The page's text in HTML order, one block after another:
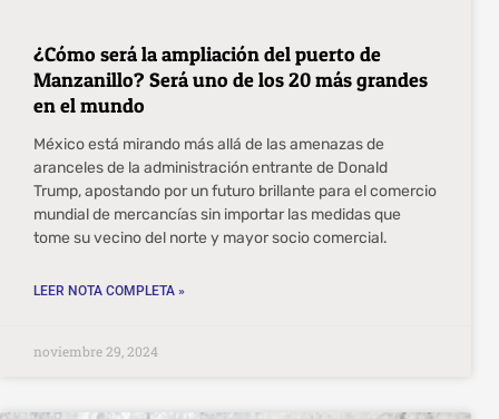
¿Cómo será la ampliación del puerto de
Manzanillo? Será uno de los 20 más grandes
en el mundo
México está mirando más allá de las amenazas de
aranceles de la administración entrante de Donald
Trump, apostando por un futuro brillante para el comercio
mundial de mercancías sin importar las medidas que
tome su vecino del norte y mayor socio comercial.
LEER NOTA COMPLETA »
noviembre 29, 2024